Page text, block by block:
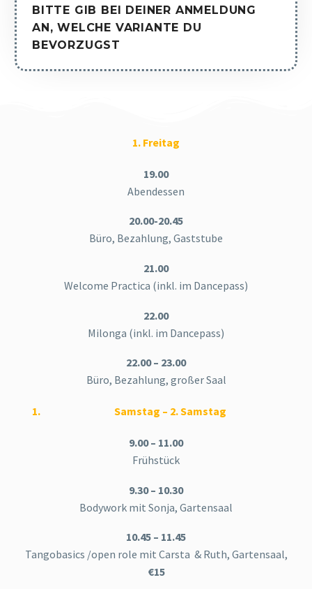
BITTE GIB BEI DEINER ANMELDUNG
AN, WELCHE VARIANTE DU
BEVORZUGST
1. Freitag
19.00
Abendessen
20.00-20.45
Büro, Bezahlung, Gaststube
21.00
Welcome Practica (inkl. im Dancepass)
22.00
Milonga (inkl. im Dancepass)
22.00 – 23.00
Büro, Bezahlung, großer Saal
Samstag – 2. Samstag
9.00 – 11.00
Frühstück
9.30 – 10.30
Bodywork mit Sonja, Gartensaal
10.45 – 11.45
Tangobasics /open role mit Carsta & Ruth, Gartensaal,
€15